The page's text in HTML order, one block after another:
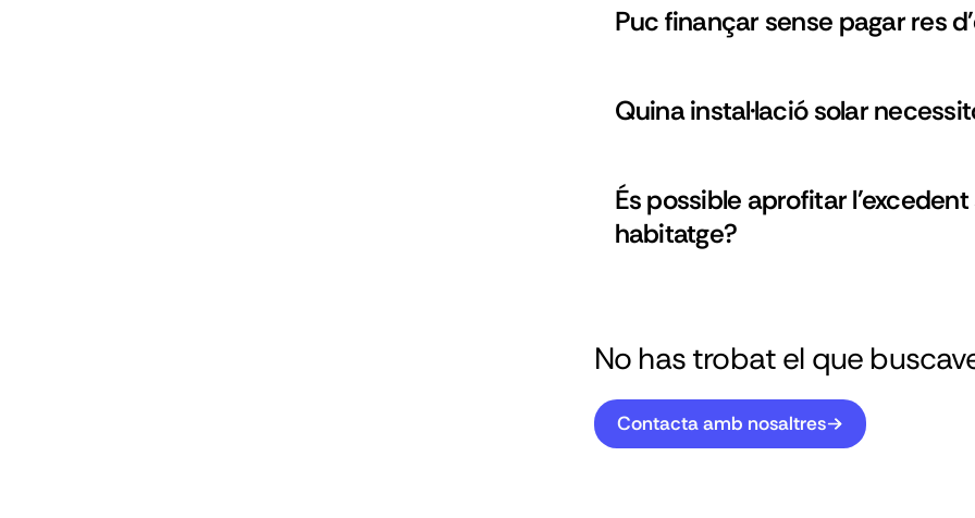
Puc finançar sense pagar res
Quina instal·lació solar
És possible aprofitar
habitatge?
No has trobat el que
Contacta amb nosaltres